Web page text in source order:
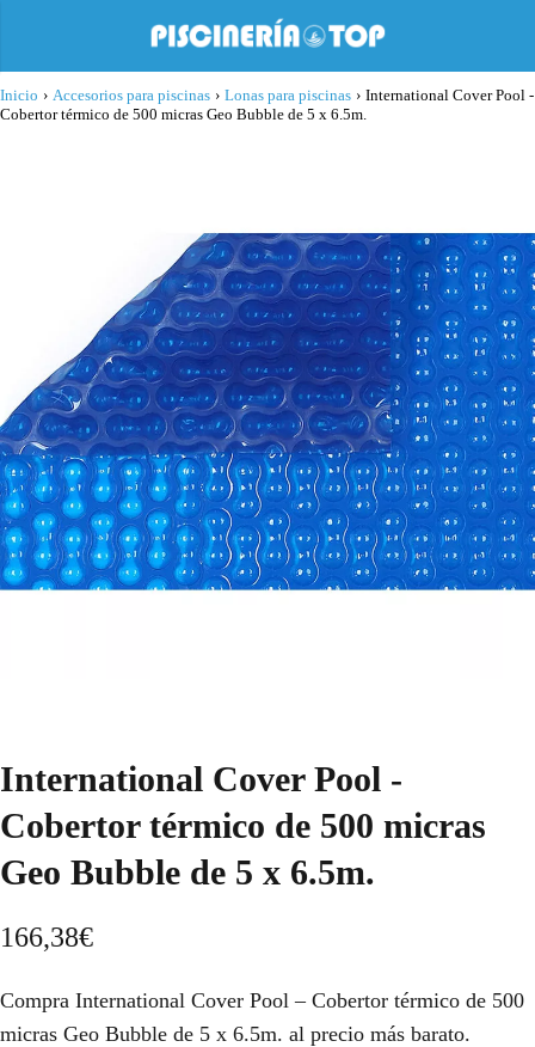
Inicio › Accesorios para piscinas › Lonas para piscinas › International Cover Pool -
Cobertor térmico de 500 micras Geo Bubble de 5 x 6.5m.
International Cover Pool -
Cobertor térmico de 500 micras
Geo Bubble de 5 x 6.5m.
166,38€
Compra International Cover Pool – Cobertor térmico de 500
micras Geo Bubble de 5 x 6.5m. al precio más barato.